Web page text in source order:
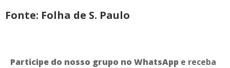
Fonte: Folha de S. Paulo
Participe do nosso grupo no WhatsApp e receba